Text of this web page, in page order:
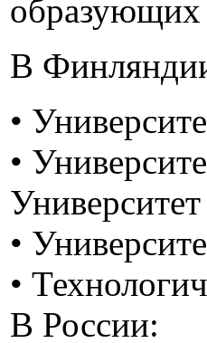
В
•
•
•
•
В России: